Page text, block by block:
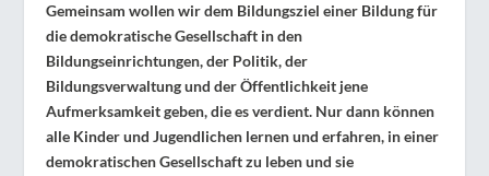
Gemeinsam wollen wir dem Bildungsziel einer Bildung für
die demokratische Gesellschaft in den
Bildungseinrichtungen, der Politik, der
Bildungsverwaltung und der Öffentlichkeit jene
Aufmerksamkeit geben, die es verdient. Nur dann können
alle Kinder und Jugendlichen lernen und erfahren, in einer
demokratischen Gesellschaft zu leben und sie